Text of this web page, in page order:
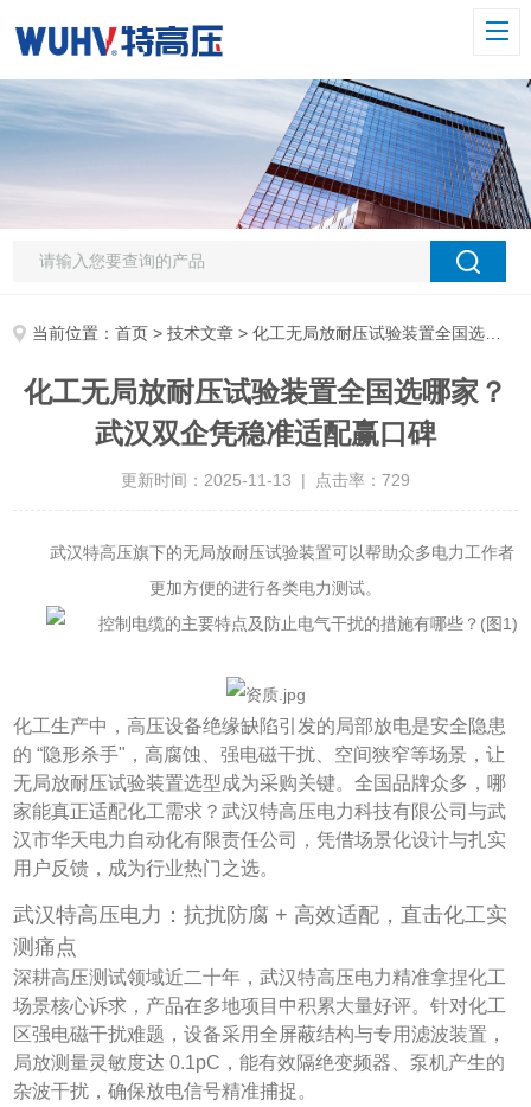
当前位置：首页 >技术文章 > 化工无局放耐压试验装置全国选哪家？武汉双企凭稳准适配赢口碑
化工无局放耐压试验装置全国选哪家？
武汉双企凭稳准适配赢口碑
更新时间：2025-11-13 | 点击率：729
武汉特高压旗下的无局放耐压试验装置可以帮助众多电力工作者
更加方便的进行各类电力测试。
化工生产中，高压设备绝缘缺陷引发的局部放电是安全隐患
的 “隐形杀手"，高腐蚀、强电磁干扰、空间狭窄等场景，让
无局放耐压试验装置选型成为采购关键。全国品牌众多，哪
家能真正适配化工需求？武汉特高压电力科技有限公司与武
汉市华天电力自动化有限责任公司，凭借场景化设计与扎实
用户反馈，成为行业热门之选。
武汉特高压电力：抗扰防腐 + 高效适配，直击化工实
测痛点
深耕高压测试领域近二十年，武汉特高压电力精准拿捏化工
场景核心诉求，产品在多地项目中积累大量好评。针对化工
区强电磁干扰难题，设备采用全屏蔽结构与专用滤波装置，
局放测量灵敏度达 0.1pC，能有效隔绝变频器、泵机产生的
杂波干扰，确保放电信号精准捕捉。